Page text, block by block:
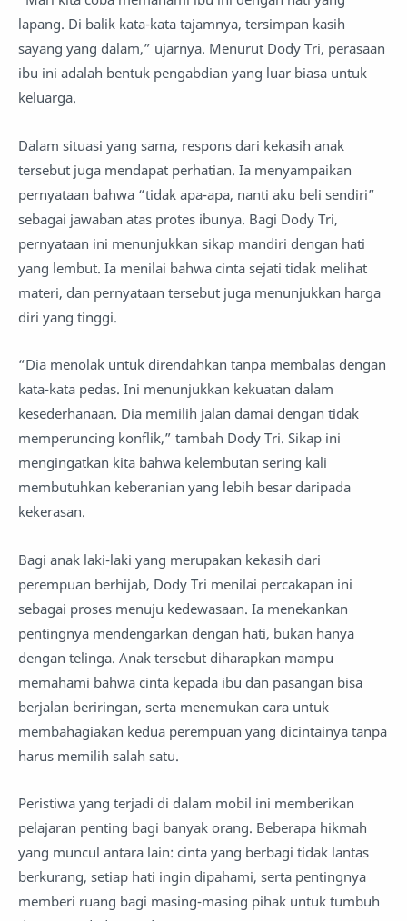
lapang. Di balik kata-kata tajamnya, tersimpan kasih
sayang yang dalam,” ujarnya. Menurut Dody Tri, perasaan
ibu ini adalah bentuk pengabdian yang luar biasa untuk
keluarga.
Dalam situasi yang sama, respons dari kekasih anak
tersebut juga mendapat perhatian. Ia menyampaikan
pernyataan bahwa “tidak apa-apa, nanti aku beli sendiri”
sebagai jawaban atas protes ibunya. Bagi Dody Tri,
pernyataan ini menunjukkan sikap mandiri dengan hati
yang lembut. Ia menilai bahwa cinta sejati tidak melihat
materi, dan pernyataan tersebut juga menunjukkan harga
diri yang tinggi.
“Dia menolak untuk direndahkan tanpa membalas dengan
kata-kata pedas. Ini menunjukkan kekuatan dalam
kesederhanaan. Dia memilih jalan damai dengan tidak
memperuncing konflik,” tambah Dody Tri. Sikap ini
mengingatkan kita bahwa kelembutan sering kali
membutuhkan keberanian yang lebih besar daripada
kekerasan.
Bagi anak laki-laki yang merupakan kekasih dari
perempuan berhijab, Dody Tri menilai percakapan ini
sebagai proses menuju kedewasaan. Ia menekankan
pentingnya mendengarkan dengan hati, bukan hanya
dengan telinga. Anak tersebut diharapkan mampu
memahami bahwa cinta kepada ibu dan pasangan bisa
berjalan beriringan, serta menemukan cara untuk
membahagiakan kedua perempuan yang dicintainya tanpa
harus memilih salah satu.
Peristiwa yang terjadi di dalam mobil ini memberikan
pelajaran penting bagi banyak orang. Beberapa hikmah
yang muncul antara lain: cinta yang berbagi tidak lantas
berkurang, setiap hati ingin dipahami, serta pentingnya
memberi ruang bagi masing-masing pihak untuk tumbuh